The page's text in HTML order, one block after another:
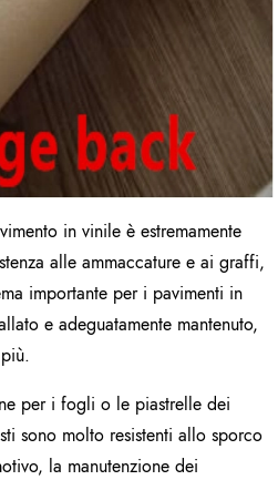
in vinile è estremamente
alle ammaccature e ai graffi,
importante per i pavimenti in
e adeguatamente mantenuto,
per i fogli o le piastrelle dei
sono molto resistenti allo sporco
la manutenzione dei